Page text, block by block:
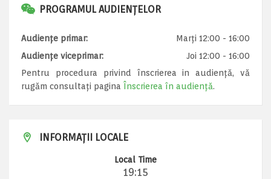
PROGRAMUL AUDIENȚELOR
Audiențe primar:
Marți 12:00 - 16:00
Audiențe viceprimar:
Joi 12:00 - 16:00
Pentru procedura privind înscrierea in audiență, vă
rugăm consultați pagina Înscrierea în audiență.
INFORMAȚII LOCALE
Local Time
19:15